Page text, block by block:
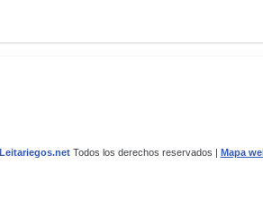
Leitariegos.netTodos los derechos reservados | Mapa